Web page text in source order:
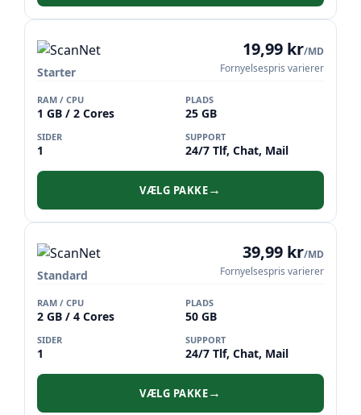
Starter
19,99 kr/MD
Fornyelsespris varierer
RAM / CPU
1 GB / 2 Cores
PLADS
25 GB
SIDER
1
SUPPORT
24/7 Tlf, Chat, Mail
VÆLG PAKKE→
Standard
39,99 kr/MD
Fornyelsespris varierer
RAM / CPU
2 GB / 4 Cores
PLADS
50 GB
SIDER
1
SUPPORT
24/7 Tlf, Chat, Mail
VÆLG PAKKE→